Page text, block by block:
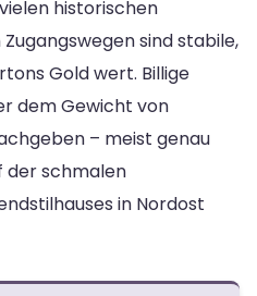
historischen
sind stabile,
Gold wert. Billige
dem Gewicht von
– meist genau
der schmalen
in Nordost